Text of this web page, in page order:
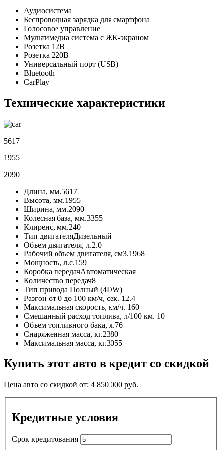
Аудиосистема
Беспроводная зарядка для смартфона
Голосовое управление
Мультимедиа система с ЖК-экраном
Розетка 12В
Розетка 220В
Универсальный порт (USB)
Bluetooth
CarPlay
Технические характеристики
5617
1955
2090
Длина, мм.5617
Высота, мм.1955
Ширина, мм.2090
Колесная база, мм.3355
Клиренс, мм.240
Тип двигателяДизельный
Объем двигателя, л.2.0
Рабочий объем двигателя, см3.1968
Мощность, л.с.159
Коробка передачАвтоматическая
Количество передач8
Тип привода Полный (4DW)
Разгон от 0 до 100 км/ч, сек. 12.4
Максимальная скорость, км/ч. 160
Смешанный расход топлива, л/100 км. 10
Объем топливного бака, л.76
Снаряженная масса, кг.2380
Максимальная масса, кг.3055
Купить этот авто в кредит со скидкой
Цена авто со скидкой от: 4 850 000 руб.
Кредитные условия
Срок кредитования